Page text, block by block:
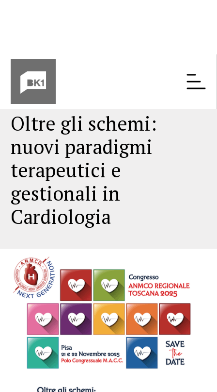
Congresso Regionale ANMCO
Toscana 2025
Oltre gli schemi:
nuovi paradigmi
terapeutici e
gestionali in
Cardiologia